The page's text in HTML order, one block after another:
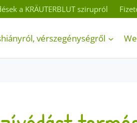
a KRÄUTERBLUT szirupról
vérszegénységről